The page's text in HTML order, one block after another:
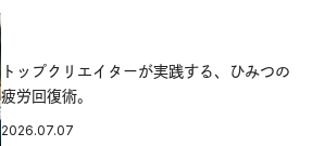
トップクリエイターが実践する、ひみつの
疲労回復術。
2026.07.07